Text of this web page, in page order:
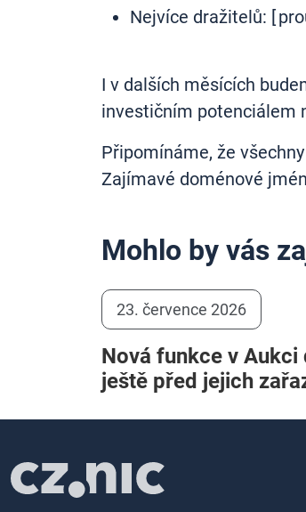
Nejvíce dražitelů: [
I v dalších měsících
investičním potenciálem
Připomínáme, že
Zajímavé doménové
Mohlo by vás
Nová funkce v
ještě před jejich
23. července 2026